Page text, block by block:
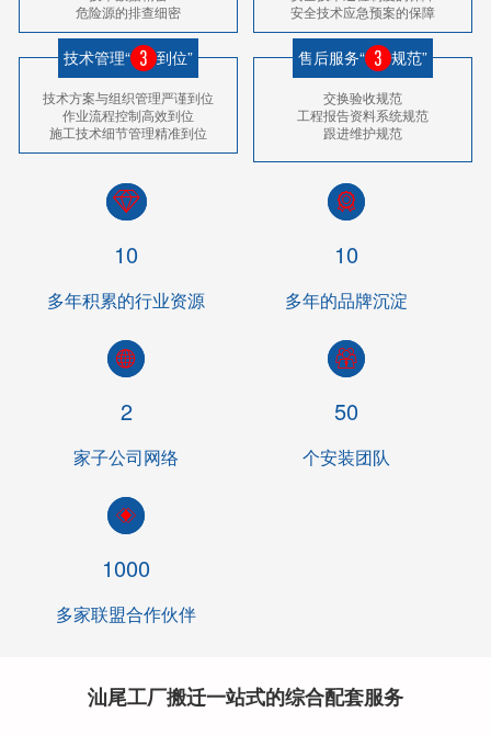
危险源的排查细密
安全技术应急预案的保障
技术管理“ 到位”
技术方案与组织管理严谨到位
作业流程控制高效到位
施工技术细节管理精准到位
售后服务“ 规范”
交换验收规范
工程报告资料系统规范
跟进维护规范
10
多年积累的行业资源
10
多年的品牌沉淀
2
家子公司网络
50
个安装团队
1000
多家联盟合作伙伴
汕尾工厂搬迁一站式的综合配套服务